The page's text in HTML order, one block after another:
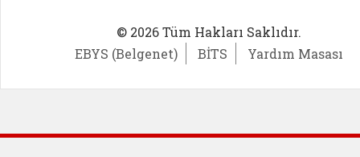
© 2026 Tüm Hakları Saklıdır.
EBYS (Belgenet)
BİTS Yardım Masası